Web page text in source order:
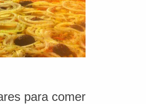
para comer